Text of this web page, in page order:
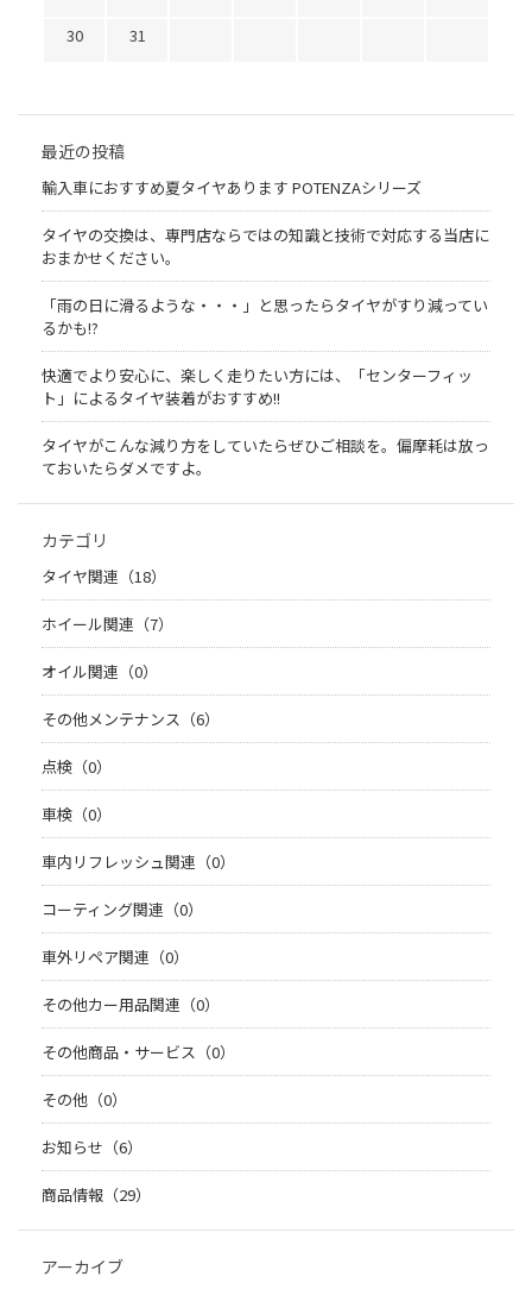
30
31
最近の投稿
輸入車におすすめ夏タイヤあります POTENZAシリーズ
タイヤの交換は、専門店ならではの知識と技術で対応する当店に
おまかせください。
「雨の日に滑るような・・・」と思ったらタイヤがすり減ってい
るかも!?
快適でより安心に、楽しく走りたい方には、「センターフィッ
ト」によるタイヤ装着がおすすめ!!
タイヤがこんな減り方をしていたらぜひご相談を。偏摩耗は放っ
ておいたらダメですよ。
カテゴリ
タイヤ関連（18）
ホイール関連（7）
オイル関連（0）
その他メンテナンス（6）
点検（0）
車検（0）
車内リフレッシュ関連（0）
コーティング関連（0）
車外リペア関連（0）
その他カー用品関連（0）
その他商品・サービス（0）
その他（0）
お知らせ（6）
商品情報（29）
アーカイブ